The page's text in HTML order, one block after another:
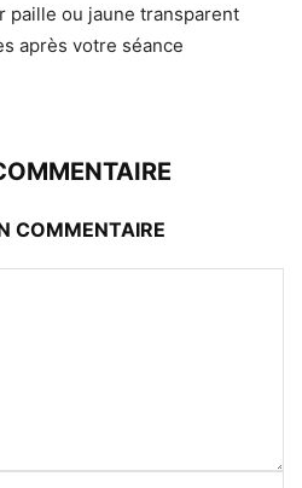
ou jaune transparent
après votre séance
COMMENTAIRE